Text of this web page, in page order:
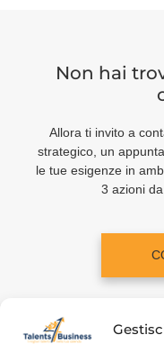
Non hai
Allora ti invito a
strategico, un
le tue esigenze in
3 azioni